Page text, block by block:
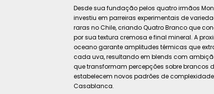
Desde sua fundação pelos quatro irmãos
investiu em parreiras experimentais de
raras no Chile, criando Quatro Branco que
por sua textura cremosa e final mineral. A
oceano garante amplitudes térmicas que
cada uva, resultando em blends com
que transformam percepções sobre brancos
estabelecem novos padrões de
Casablanca.